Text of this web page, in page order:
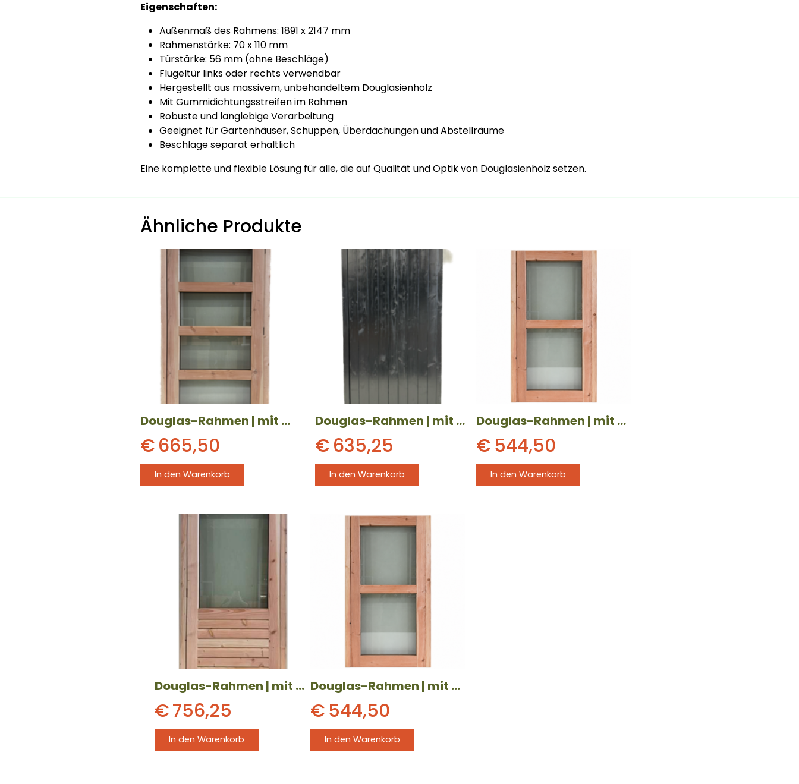
Eigenschaften:
Außenmaß des Rahmens: 1891 x 2147 mm
Rahmenstärke: 70 x 110 mm
Türstärke: 56 mm (ohne Beschläge)
Flügeltür links oder rechts verwendbar
Hergestellt aus massivem, unbehandeltem Douglasienholz
Mit Gummidichtungsstreifen im Rahmen
Robuste und langlebige Verarbeitung
Geeignet für Gartenhäuser, Schuppen, Überdachungen und Abstellräume
Beschläge separat erhältlich
Eine komplette und flexible Lösung für alle, die auf Qualität und Optik von Douglasienholz setzen.
Ähnliche Produkte
Douglas-Rahmen | mit 4-fach-Verglasung | 1000 x 2174 mm | linksdrehend
€665,50
In den Warenkorb
Douglas-Rahmen | mit geschlossener Einzeltür, schwarz | 1000 x 2174 mm
€635,25
In den Warenkorb
Douglas-Rahmen | mit 2-fach-Verglasung | 1000 x 2174 mm | linksdrehend
€544,50
In den Warenkorb
Douglas-Rahmen | mit Stapelschwelle | 1000 x 2174 mm | linksdrehend
€756,25
In den Warenkorb
Douglas-Rahmen | mit 2-flügeliger Tür | 1000 x 2174 mm | rechtsdrehend
€544,50
In den Warenkorb